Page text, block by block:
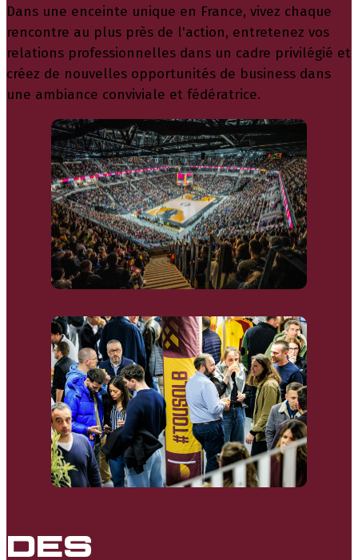
Dans une enceinte unique en France, vivez chaque
rencontre au plus près de l'action, entretenez vos
relations professionnelles dans un cadre privilégié et
créez de nouvelles opportunités de business dans
une ambiance conviviale et fédératrice.
Des